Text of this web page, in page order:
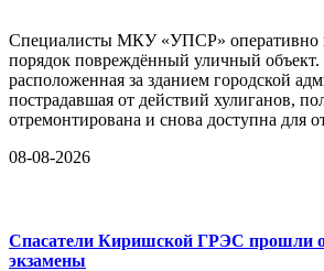
Специалисты МКУ «УПСР» оперативно
порядок повреждённый уличный объект.
расположенная за зданием городской
пострадавшая от действий хулиганов,
отремонтирована и снова доступна для
08-08-2026
Спасатели Киришской ГРЭС прошли
экзамены